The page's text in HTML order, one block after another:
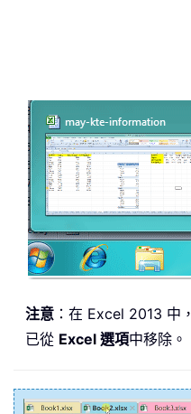
注意 ：在 Excel 2013 中，
已從 Excel 選項中移除。